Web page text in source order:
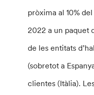
pròxima al 10%
2022 a un paquet
de les entitats
(sobretot a
clientes (Itàlia).